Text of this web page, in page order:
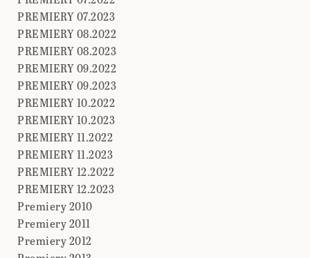
PREMIERY 07.2023
PREMIERY 08.2022
PREMIERY 08.2023
PREMIERY 09.2022
PREMIERY 09.2023
PREMIERY 10.2022
PREMIERY 10.2023
PREMIERY 11.2022
PREMIERY 11.2023
PREMIERY 12.2022
PREMIERY 12.2023
Premiery 2010
Premiery 2011
Premiery 2012